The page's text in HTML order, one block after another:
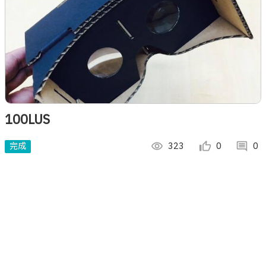
100LUS
完成 visibility 323 thumb_up_alt 0 comment 0